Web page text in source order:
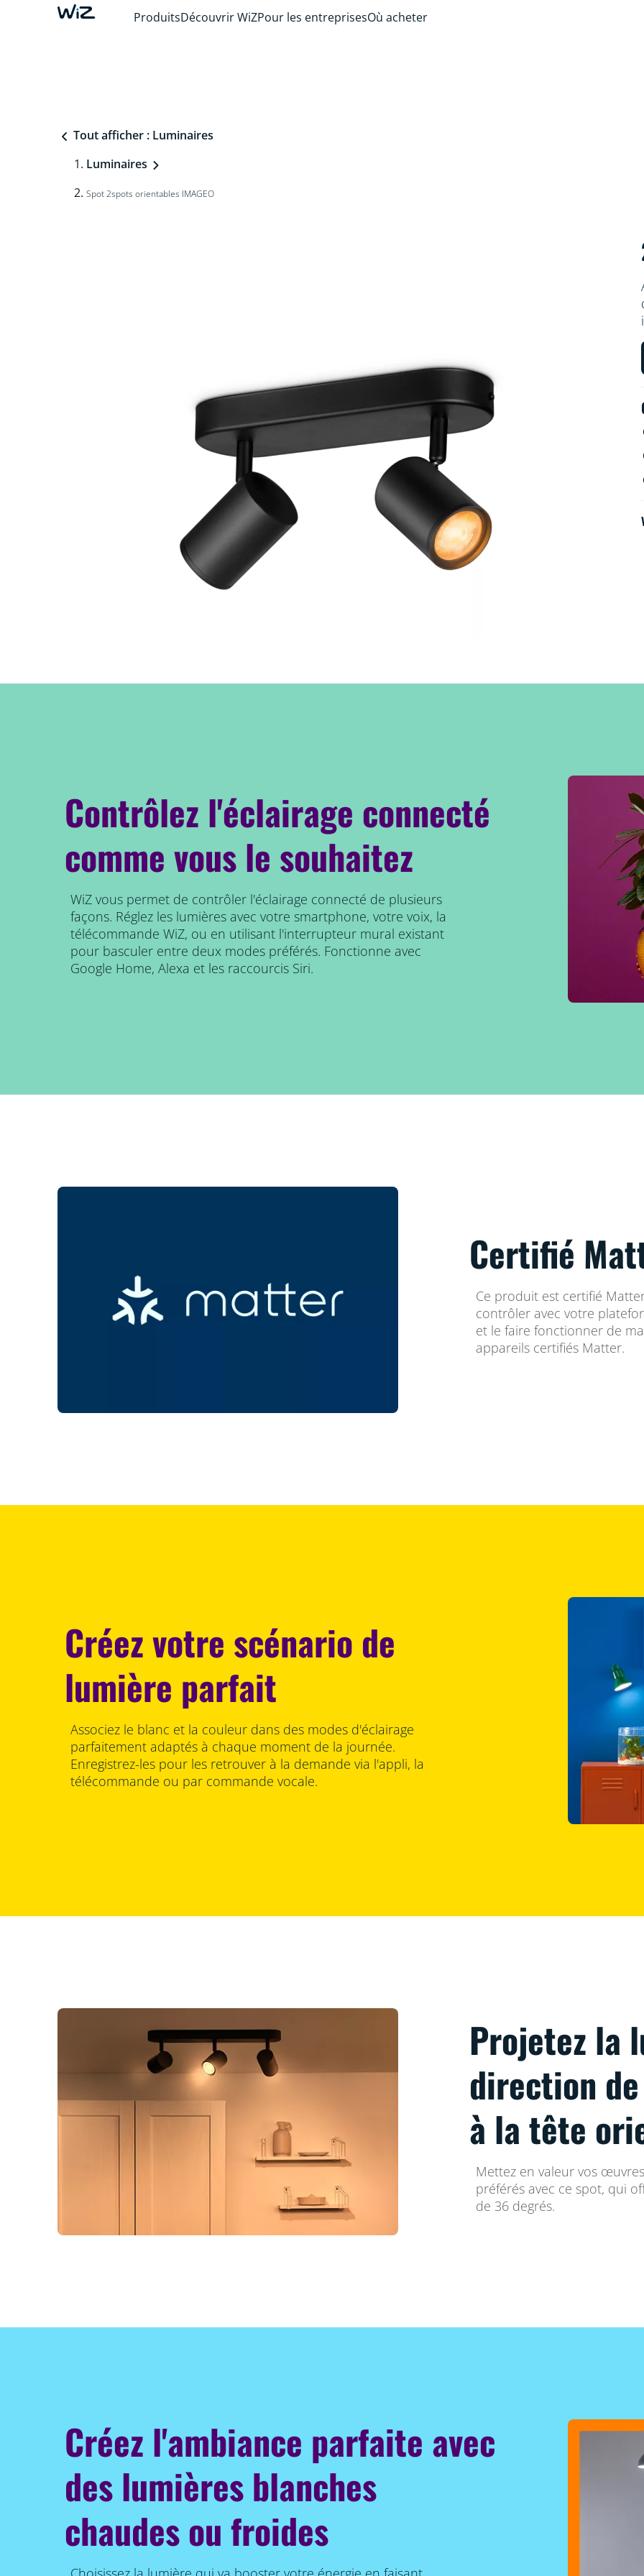
ProduitsDécouvrir WiZPour les entreprisesOù acheter
Tout afficher : Luminaires
Luminaires
Spot 2spots orientables IMAGEO
Contrôlez l'éclairage connecté
comme vous le souhaitez
WiZ vous permet de contrôler l'éclairage connecté de plusieurs
façons. Réglez les lumières avec votre smartphone, votre voix, la
télécommande WiZ, ou en utilisant l'interrupteur mural existant
pour basculer entre deux modes préférés. Fonctionne avec
Google Home, Alexa et les raccourcis Siri.
Certifié
Ce produit est certifié
contrôler avec votre
et le faire fonctionner de
appareils certifiés Matter.
Créez votre scénario de
lumière parfait
Associez le blanc et la couleur dans des modes d'éclairage
parfaitement adaptés à chaque moment de la journée.
Enregistrez-les pour les retrouver à la demande via l'appli, la
télécommande ou par commande vocale.
Projetez la
direction
à la tête
Mettez en valeur vos
préférés avec ce spot, qui
de 36 degrés.
Créez l'ambiance parfaite avec
des lumières blanches
chaudes ou froides